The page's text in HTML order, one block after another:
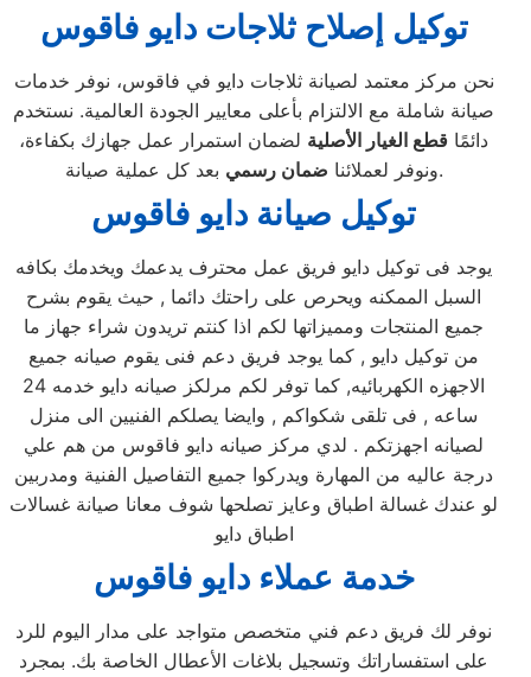
توكيل إصلاح ثلاجات دايو فاقوس
نحن مركز معتمد لصيانة ثلاجات دايو في فاقوس، نوفر خدمات
صيانة شاملة مع الالتزام بأعلى معايير الجودة العالمية. نستخدم
دائمًا قطع الغيار الأصلية لضمان استمرار عمل جهازك بكفاءة،
ونوفر لعملائنا ضمان رسمي بعد كل عملية صيانة.
توكيل صيانة دايو فاقوس
يوجد فى توكيل دايو فريق عمل محترف يدعمك ويخدمك بكافه
السبل الممكنه ويحرص على راحتك دائما , حيث يقوم بشرح
جميع المنتجات ومميزاتها لكم اذا كنتم تريدون شراء جهاز ما
من توكيل دايو , كما يوجد فريق دعم فنى يقوم صيانه جميع
الاجهزه الكهربائيه, كما توفر لكم مرلكز صيانه دايو خدمه 24
ساعه , فى تلقى شكواكم , وايضا يصلكم الفنيين الى منزل
لصيانه اجهزتكم . لدي مركز صيانه دايو فاقوس من هم علي
درجة عاليه من المهارة ويدركوا جميع التفاصيل الفنية ومدربين
لو عندك غسالة اطباق وعايز تصلحها شوف معانا صيانة غسالات
اطباق دايو
خدمة عملاء دايو فاقوس
نوفر لك فريق دعم فني متخصص متواجد على مدار اليوم للرد
على استفساراتك وتسجيل بلاغات الأعطال الخاصة بك. بمجرد